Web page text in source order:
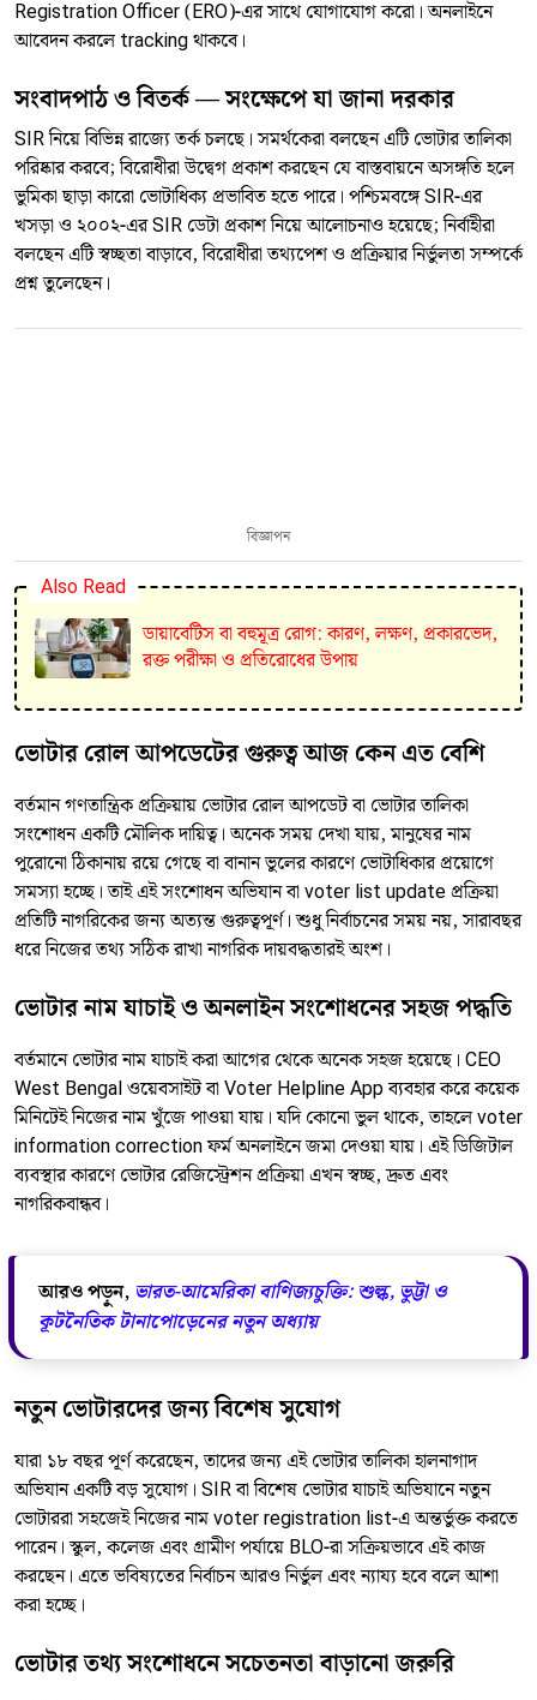
Registration Officer (ERO)-এর সাথে যোগাযোগ করো। অনলাইনে
আবেদন করলে tracking থাকবে।
সংবাদপাঠ ও বিতর্ক — সংক্ষেপে যা জানা দরকার
SIR নিয়ে বিভিন্ন রাজ্যে তর্ক চলছে। সমর্থকেরা বলছেন এটি ভোটার তালিকা
পরিষ্কার করবে; বিরোধীরা উদ্বেগ প্রকাশ করছেন যে বাস্তবায়নে অসঙ্গতি হলে
ভুমিকা ছাড়া কারো ভোটাধিক্য প্রভাবিত হতে পারে। পশ্চিমবঙ্গে SIR-এর
খসড়া ও ২০০২-এর SIR ডেটা প্রকাশ নিয়ে আলোচনাও হয়েছে; নির্বাহীরা
বলছেন এটি স্বচ্ছতা বাড়াবে, বিরোধীরা তথ্যপেশ ও প্রক্রিয়ার নির্ভুলতা সম্পর্কে
প্রশ্ন তুলেছেন।
বিজ্ঞাপন
Also Read
ডায়াবেটিস বা বহুমূত্র রোগ: কারণ, লক্ষণ, প্রকারভেদ,
রক্ত পরীক্ষা ও প্রতিরোধের উপায়
ভোটার রোল আপডেটের গুরুত্ব আজ কেন এত বেশি
বর্তমান গণতান্ত্রিক প্রক্রিয়ায় ভোটার রোল আপডেট বা ভোটার তালিকা
সংশোধন একটি মৌলিক দায়িত্ব। অনেক সময় দেখা যায়, মানুষের নাম
পুরোনো ঠিকানায় রয়ে গেছে বা বানান ভুলের কারণে ভোটাধিকার প্রয়োগে
সমস্যা হচ্ছে। তাই এই সংশোধন অভিযান বা voter list update প্রক্রিয়া
প্রতিটি নাগরিকের জন্য অত্যন্ত গুরুত্বপূর্ণ। শুধু নির্বাচনের সময় নয়, সারাবছর
ধরে নিজের তথ্য সঠিক রাখা নাগরিক দায়বদ্ধতারই অংশ।
ভোটার নাম যাচাই ও অনলাইন সংশোধনের সহজ পদ্ধতি
বর্তমানে ভোটার নাম যাচাই করা আগের থেকে অনেক সহজ হয়েছে। CEO
West Bengal ওয়েবসাইট বা Voter Helpline App ব্যবহার করে কয়েক
মিনিটেই নিজের নাম খুঁজে পাওয়া যায়। যদি কোনো ভুল থাকে, তাহলে voter
information correction ফর্ম অনলাইনে জমা দেওয়া যায়। এই ডিজিটাল
ব্যবস্থার কারণে ভোটার রেজিস্ট্রেশন প্রক্রিয়া এখন স্বচ্ছ, দ্রুত এবং
নাগরিকবান্ধব।
আরও পড়ুন, ভারত-আমেরিকা বাণিজ্যচুক্তি: শুল্ক, ভুট্টা ও
কূটনৈতিক টানাপোড়েনের নতুন অধ্যায়
নতুন ভোটারদের জন্য বিশেষ সুযোগ
যারা ১৮ বছর পূর্ণ করেছেন, তাদের জন্য এই ভোটার তালিকা হালনাগাদ
অভিযান একটি বড় সুযোগ। SIR বা বিশেষ ভোটার যাচাই অভিযানে নতুন
ভোটাররা সহজেই নিজের নাম voter registration list-এ অন্তর্ভুক্ত করতে
পারেন। স্কুল, কলেজ এবং গ্রামীণ পর্যায়ে BLO-রা সক্রিয়ভাবে এই কাজ
করছেন। এতে ভবিষ্যতের নির্বাচন আরও নির্ভুল এবং ন্যায্য হবে বলে আশা
করা হচ্ছে।
ভোটার তথ্য সংশোধনে সচেতনতা বাড়ানো জরুরি